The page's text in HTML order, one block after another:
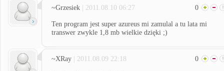
~Grzesiek | 2011.08.10 06:27 0
Ten program jest super azureus mi zamulal a tu lata mi
transwer zwykle 1,8 mb wielkie dzięki ;)
~XRay | 2011.08.09 22:18 0